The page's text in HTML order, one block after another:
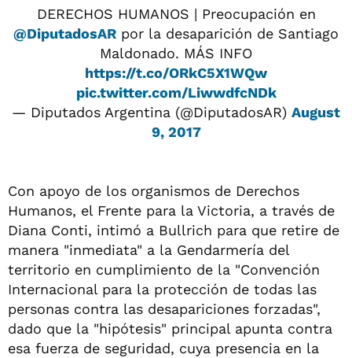
DERECHOS HUMANOS | Preocupación en
@DiputadosAR por la desaparición de Santiago
Maldonado. MÁS INFO
https://t.co/ORkC5X1WQw
pic.twitter.com/LiwwdfcNDk
— Diputados Argentina (@DiputadosAR) August
9, 2017
Con apoyo de los organismos de Derechos
Humanos, el Frente para la Victoria, a través de
Diana Conti, intimó a Bullrich para que retire de
manera "inmediata" a la Gendarmería del
territorio en cumplimiento de la "Convención
Internacional para la protección de todas las
personas contra las desapariciones forzadas",
dado que la "hipótesis" principal apunta contra
esa fuerza de seguridad, cuya presencia en la